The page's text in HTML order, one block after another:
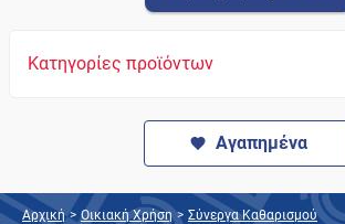
Κατηγορίες προϊόντων
Αγαπημένα
Αρχική > Οικιακή Χρήση > Σύνεργα Καθαρισμού